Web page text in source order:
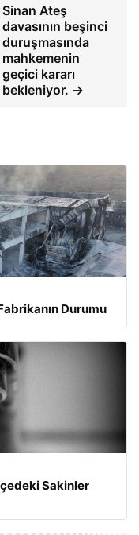
Sinan Ateş
davasının beşinci
duruşmasında
mahkemenin
geçici kararı
bekleniyor. →
Durumu
Sakinler